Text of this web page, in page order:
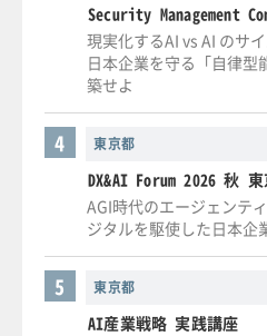
Security Management
現実化するAI vs AI のサ
日本企業を守る「自律型
築せよ
東京都
4
DX&AI Forum 2026 秋
AGI時代のエージェンテ
ジタルを駆使した日本企
東京都
5
AI産業戦略 実践講座